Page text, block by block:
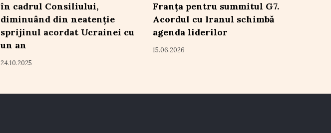
în cadrul Consiliului,
diminuând din neatenție
sprijinul acordat Ucrainei cu
un an
24.10.2025
Franța pentru summitul G7.
Acordul cu Iranul schimbă
agenda liderilor
15.06.2026